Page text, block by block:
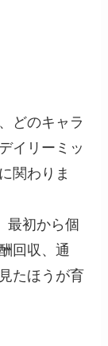
どのキャラ
イリーミッ
関わりま
最初から個
回収、通
たほうが育